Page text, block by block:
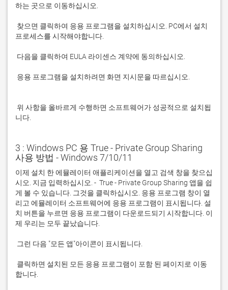
니다.
3 : Windows PC 용 True - Private Group Sharing
사용 방법 - Windows 7/10/11
이제 설치 한 에뮬레이터 애플리케이션을 열고 검색 창을 찾으십
시오. 지금 입력하십시오. -  True - Private Group Sharing 앱을 쉽
게 볼 수 있습니다. 그것을 클릭하십시오. 응용 프로그램 창이 열
리고 에뮬레이터 소프트웨어에 응용 프로그램이 표시됩니다. 설
치 버튼을 누르면 응용 프로그램이 다운로드되기 시작합니다. 이